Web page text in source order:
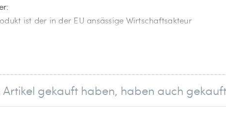
ist der in der EU ansässige Wirtschaftsakteur
Artikel gekauft haben, haben auch gekauft